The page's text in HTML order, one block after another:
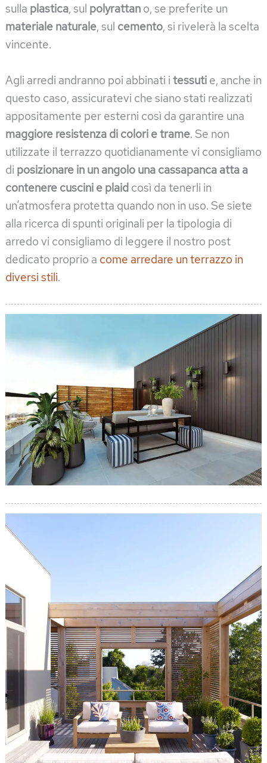
sulla plastica, sul polyrattan o, se preferite un
materiale naturale, sul cemento, si rivelerà la scelta
vincente.
Agli arredi andranno poi abbinati i tessuti e, anche in
questo caso, assicuratevi che siano stati realizzati
appositamente per esterni così da garantire una
maggiore resistenza di colori e trame. Se non
utilizzate il terrazzo quotidianamente vi consigliamo
di posizionare in un angolo una cassapanca atta a
contenere cuscini e plaid così da tenerli in
un’atmosfera protetta quando non in uso. Se siete
alla ricerca di spunti originali per la tipologia di
arredo vi consigliamo di leggere il nostro post
dedicato proprio a come arredare un terrazzo in
diversi stili.